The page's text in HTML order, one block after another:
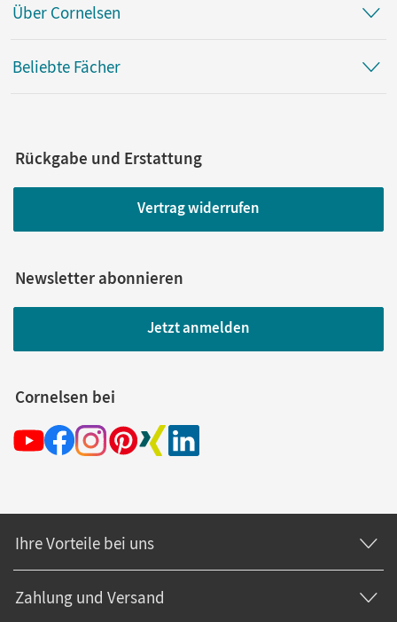
Über Cornelsen
Beliebte Fächer
Rückgabe und Erstattung
Vertrag widerrufen
Newsletter abonnieren
Jetzt anmelden
Cornelsen bei
Ihre Vorteile bei uns
Zahlung und Versand